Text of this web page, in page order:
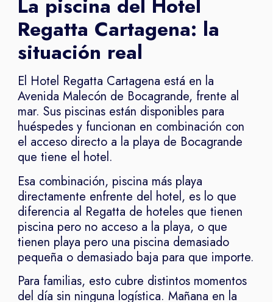
La piscina del Hotel
Regatta Cartagena: la
situación real
El Hotel Regatta Cartagena está en la
Avenida Malecón de Bocagrande, frente al
mar. Sus piscinas están disponibles para
huéspedes y funcionan en combinación con
el acceso directo a la playa de Bocagrande
que tiene el hotel.
Esa combinación, piscina más playa
directamente enfrente del hotel, es lo que
diferencia al Regatta de hoteles que tienen
piscina pero no acceso a la playa, o que
tienen playa pero una piscina demasiado
pequeña o demasiado baja para que importe.
Para familias, esto cubre distintos momentos
del día sin ninguna logística. Mañana en la